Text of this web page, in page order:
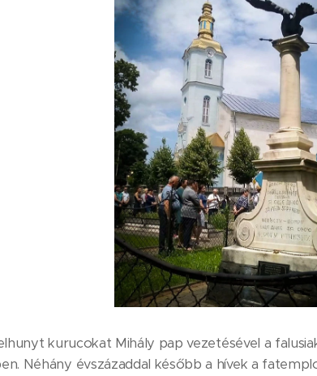
kurucokat Mihály pap vezetésével a
Néhány évszázaddal később a hívek a